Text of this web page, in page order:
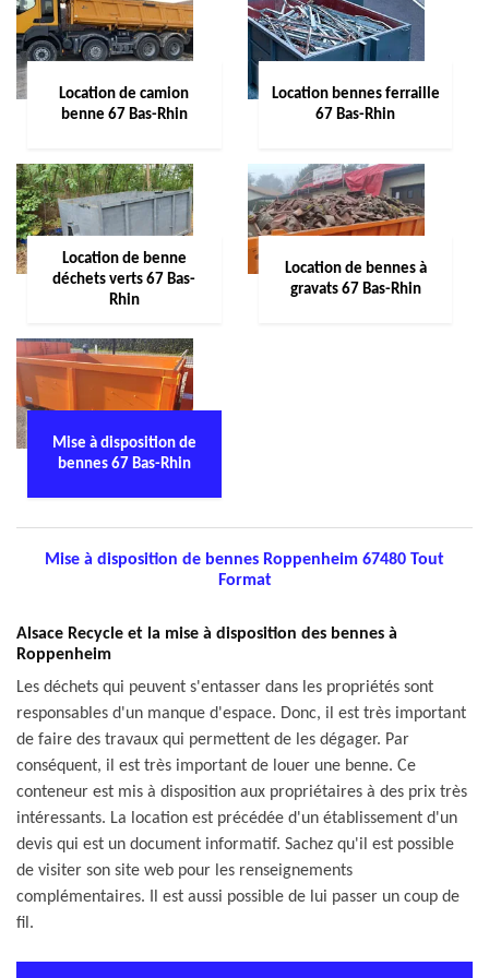
Location de camion
benne 67 Bas-Rhin
Location bennes ferraille
67 Bas-Rhin
Location de benne
déchets verts 67 Bas-
Rhin
Location de bennes à
gravats 67 Bas-Rhin
Mise à disposition de
bennes 67 Bas-Rhin
Mise à disposition de bennes Roppenheim 67480 Tout
Format
Alsace Recycle et la mise à disposition des bennes à
Roppenheim
Les déchets qui peuvent s'entasser dans les propriétés sont
responsables d'un manque d'espace. Donc, il est très important
de faire des travaux qui permettent de les dégager. Par
conséquent, il est très important de louer une benne. Ce
conteneur est mis à disposition aux propriétaires à des prix très
intéressants. La location est précédée d'un établissement d'un
devis qui est un document informatif. Sachez qu'il est possible
de visiter son site web pour les renseignements
complémentaires. Il est aussi possible de lui passer un coup de
fil.